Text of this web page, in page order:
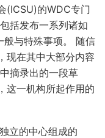
(ICSU)的WDC专门
括发布一系列诸如
般与特殊事项。 随信
现在其中大部分内容
摘录出的一段草
这一机构所起作用的
立的中心组成的